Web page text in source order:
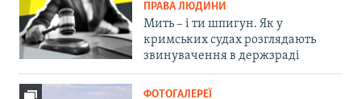
ПРАВА ЛЮДИНИ
Мить – і ти шпигун. Як у
кримських судах розглядають
звинувачення в держзраді
ФОТОГАЛЕРЕЇ